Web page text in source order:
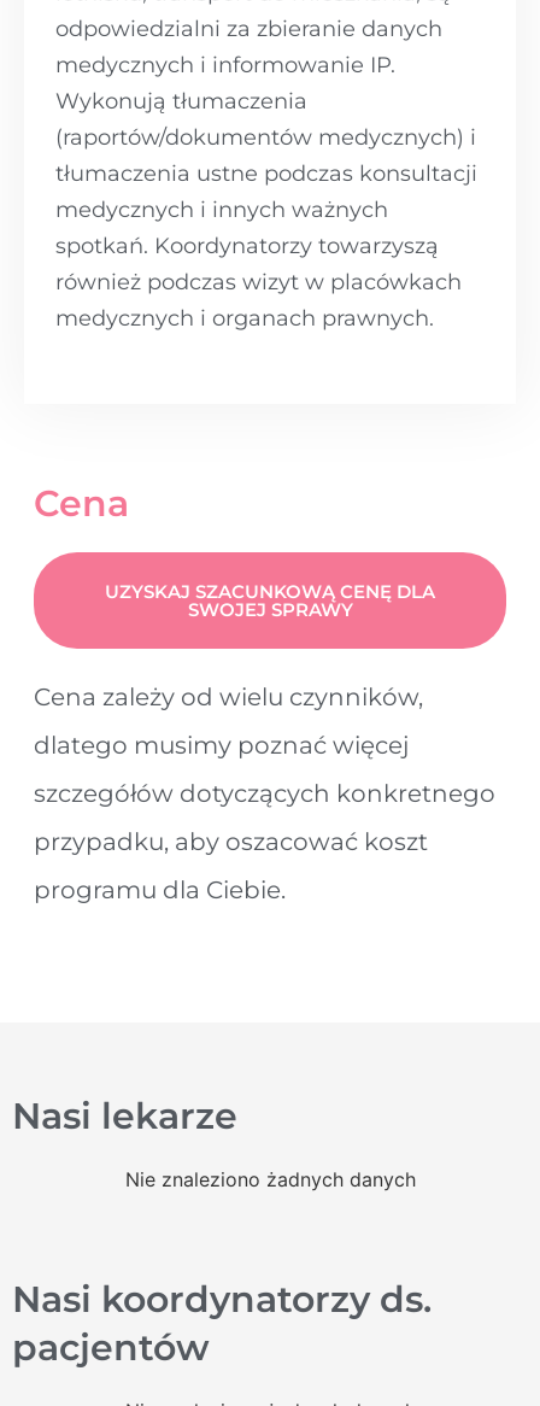
odpowiedzialni za zbieranie danych
medycznych i informowanie IP.
Wykonują tłumaczenia
(raportów/dokumentów medycznych) i
tłumaczenia ustne podczas konsultacji
medycznych i innych ważnych
spotkań. Koordynatorzy towarzyszą
również podczas wizyt w placówkach
medycznych i organach prawnych.
Cena
UZYSKAJ SZACUNKOWĄ CENĘ DLA
SWOJEJ SPRAWY
Cena zależy od wielu czynników,
dlatego musimy poznać więcej
szczegółów dotyczących konkretnego
przypadku, aby oszacować koszt
programu dla Ciebie.
Nasi lekarze
Nie znaleziono żadnych danych
Nasi koordynatorzy ds.
pacjentów